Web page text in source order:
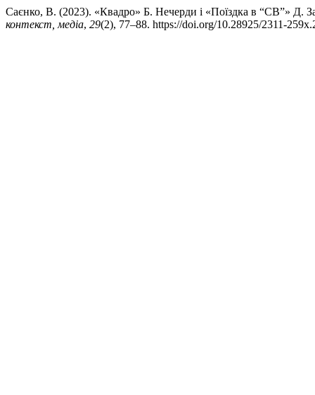
Саєнко, В. (2023). «Квадро» Б. Нечерди і «Поїздка в “СВ”» Д.
контекст, медіа, 29(2), 77–88. https://doi.org/10.28925/2311-